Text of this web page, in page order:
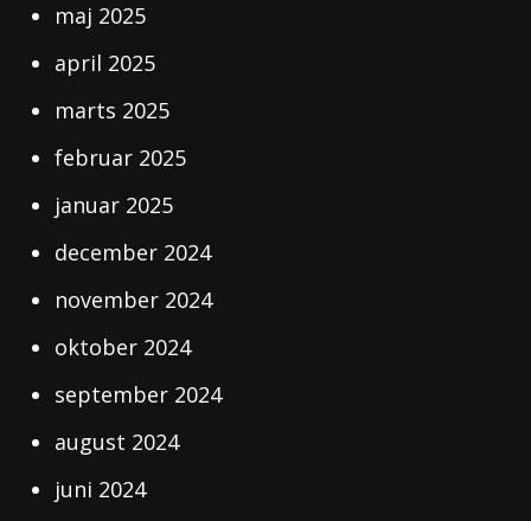
maj 2025
april 2025
marts 2025
februar 2025
januar 2025
december 2024
november 2024
oktober 2024
september 2024
august 2024
juni 2024